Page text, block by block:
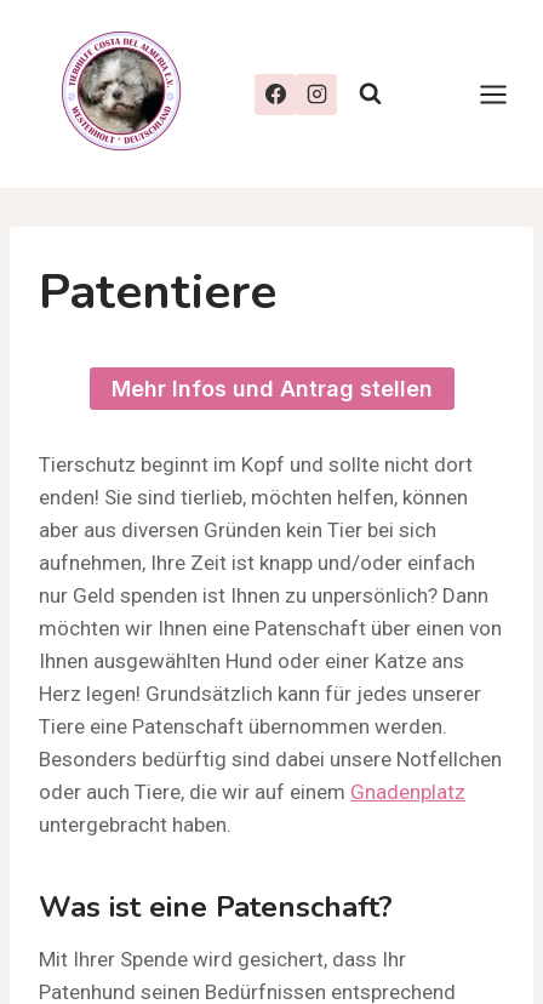
springen
Patentiere
Mehr Infos und Antrag stellen
Tierschutz beginnt im Kopf und sollte nicht dort
enden! Sie sind tierlieb, möchten helfen, können
aber aus diversen Gründen kein Tier bei sich
aufnehmen, Ihre Zeit ist knapp und/oder einfach
nur Geld spenden ist Ihnen zu unpersönlich? Dann
möchten wir Ihnen eine Patenschaft über einen von
Ihnen ausgewählten Hund oder einer Katze ans
Herz legen! Grundsätzlich kann für jedes unserer
Tiere eine Patenschaft übernommen werden.
Besonders bedürftig sind dabei unsere Notfellchen
oder auch Tiere, die wir auf einem Gnadenplatz
untergebracht haben.
Was ist eine Patenschaft?
Mit Ihrer Spende wird gesichert, dass Ihr
Patenhund seinen Bedürfnissen entsprechend